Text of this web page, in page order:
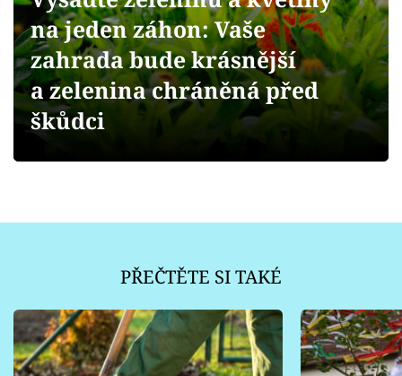
Přihlášení
Sledujte nás
na jeden záhon: Vaše
zahrada bude krásnější
a zelenina chráněná před
škůdci
PŘEČTĚTE SI TAKÉ